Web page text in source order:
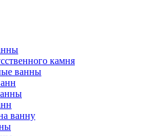
камня
ванны
ванну